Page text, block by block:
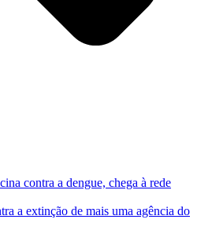
contra a dengue, chega à rede
a extinção de mais uma agência do